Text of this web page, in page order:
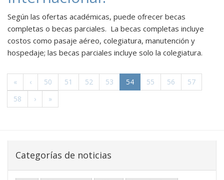
Según las ofertas académicas, puede ofrecer becas
completas o becas parciales. La becas completas incluye
costos como pasaje aéreo, colegiatura, manutención y
hospedaje; las becas parciales incluye solo la colegiatura.
« ‹ 50 51 52 53 54(actual)
55 56
57
58
› »
Categorías de noticias